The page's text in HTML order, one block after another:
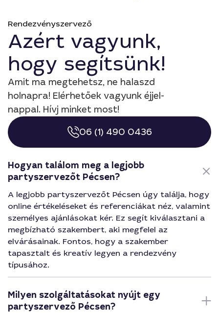
Rendezvényszervező
Azért vagyunk,
hogy segítsünk!
Amit ma megtehetsz, ne halaszd
holnapra! Elérhetőek vagyunk éjjel-
nappal. Hívj minket most!
06 (1) 490 0436
Hogyan találom meg a legjobb
partyszervezőt Pécsen?
A legjobb partyszervezőt Pécsen úgy találja, hogy
online értékeléseket és referenciákat néz, valamint
személyes ajánlásokat kér. Ez segít kiválasztani a
megbízható szakembert, aki megfelel az
elvárásainak. Fontos, hogy a szakember
tapasztalt és kreatív legyen a rendezvény
típusához.
Milyen szolgáltatásokat nyújt egy
partyszervező Pécsen?